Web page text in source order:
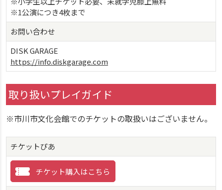
※1公演につき4枚まで
お問い合わせ
DISK GARAGE
https://info.diskgarage.com
取り扱いプレイガイド
※市川市文化会館でのチケットの取扱いはございません。
チケットぴあ
チケット購入はこちら